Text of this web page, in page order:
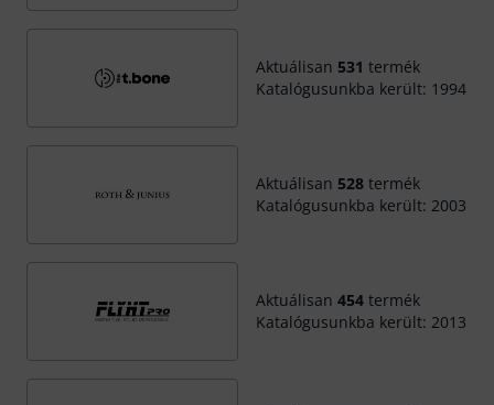
Aktuálisan 531 termék
Katalógusunkba került: 1994
Aktuálisan 528termék
Katalógusunkba került: 2003
Aktuálisan 454termék
Katalógusunkba került: 2013